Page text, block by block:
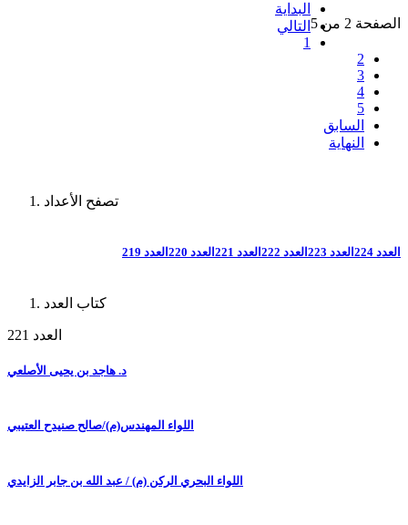
الصفحة 2 من 5
البداية
التالي
1
2
3
4
5
السابق
النهاية
تصفح الأعداد
العدد 224 العدد 223 العدد 222 العدد 221 العدد 220 العدد 219
كتاب العدد
العدد 221
د. هاجد بن يحيى الأصلعي
اللواء المهندس(م)/صالح صنيدح العتيبي
اللواء البحري الركن (م) / عبد الله بن جابر الزايدي